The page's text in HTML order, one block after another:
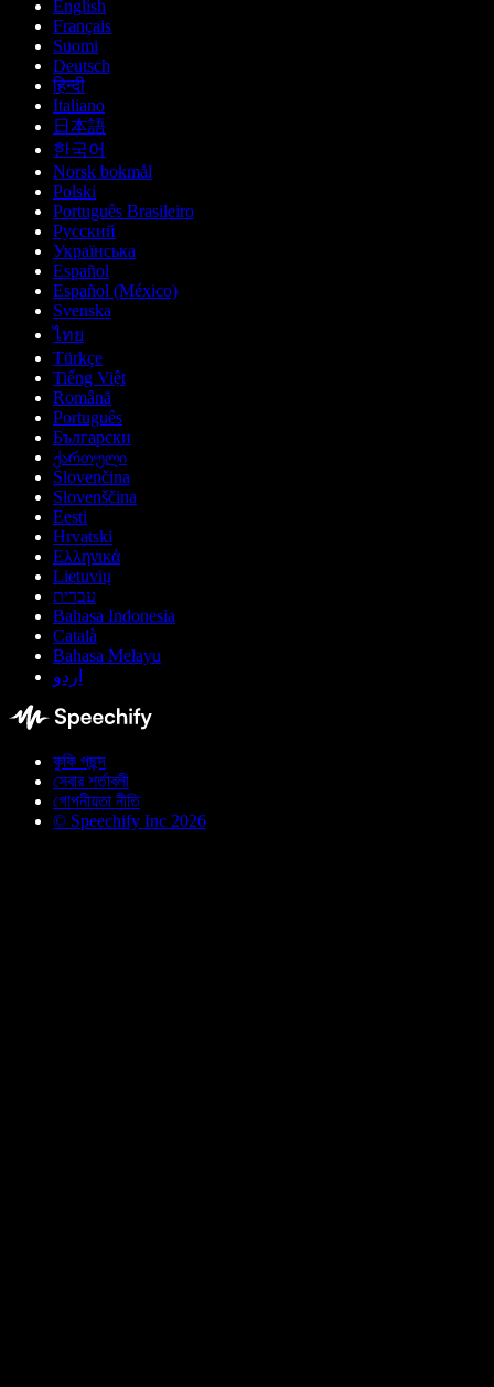
English
Français
Suomi
Deutsch
हिन्दी
Italiano
日本語
한국어
Norsk bokmål
Polski
Português Brasileiro
Русский
Українська
Español
Español (México)
Svenska
ไทย
Türkçe
Tiếng Việt
Română
Português
Български
ქართული
Slovenčina
Slovenščina
Eesti
Hrvatski
Ελληνικά
Lietuvių
עברית
Bahasa Indonesia
Català
Bahasa Melayu
اردو
কুকি পছন্দ
সেবার শর্তাবলী
গোপনীয়তা নীতি
© Speechify Inc 2026